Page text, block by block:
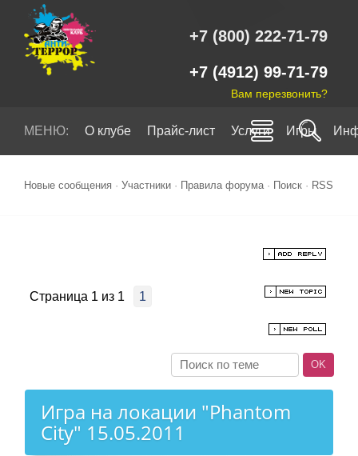
+7 (800) 222-71-79
+7 (4912) 99-71-79
Вам перезвонить?
МЕНЮ: О клубе Прайс-лист Услуги Игры
Новые сообщения · Участники · Правила форума· Поиск · RSS
Страница 1 из 1 1
Игра на локации "Phantom
City" 15.05.2011